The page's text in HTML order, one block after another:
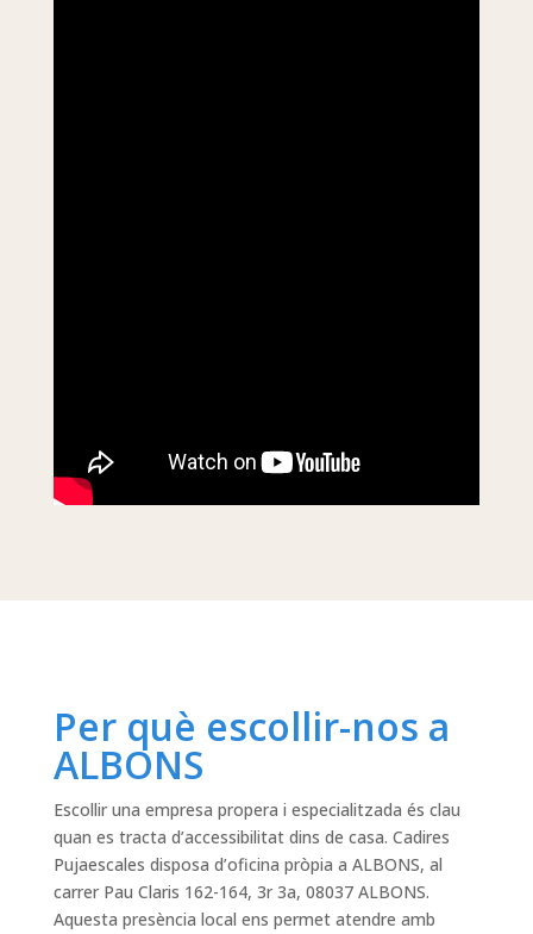
Per què escollir-nos a
ALBONS
Escollir una empresa propera i especialitzada és clau
quan es tracta d’accessibilitat dins de casa. Cadires
Pujaescales disposa d’oficina pròpia a ALBONS, al
carrer Pau Claris 162-164, 3r 3a, 08037 ALBONS.
Aquesta presència local ens permet atendre amb